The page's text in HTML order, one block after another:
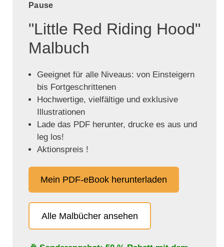
Pause
"Little Red Riding Hood"
Malbuch
Geeignet für alle Niveaus: von Einsteigern
bis Fortgeschrittenen
Hochwertige, vielfältige und exklusive
Illustrationen
Lade das PDF herunter, drucke es aus und
leg los!
Aktionspreis !
Mein PDF-eBook herunterladen
Alle Malbücher ansehen